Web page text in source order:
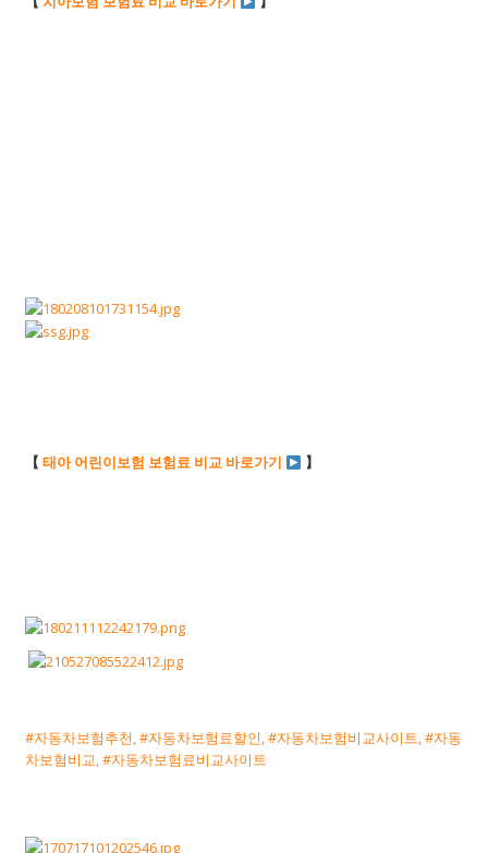
【 태아 어린이보험 보험료 비교 바로가기 】
#자동차보험추천, #자동차보험료할인, #자동차보험비교사이트, #자동
차보험비교, #자동차보험료비교사이트​​